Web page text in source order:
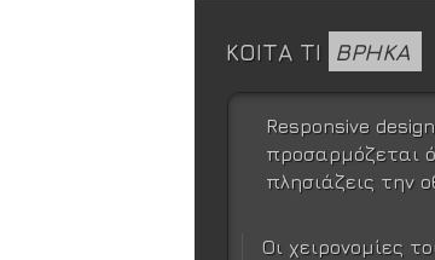
ΚΟΙΤΑ ΤΙ ΒΡΗΚΑ
Responsive
προσαρμόζεται
πλησιάζεις την
Οι χειρονομίες